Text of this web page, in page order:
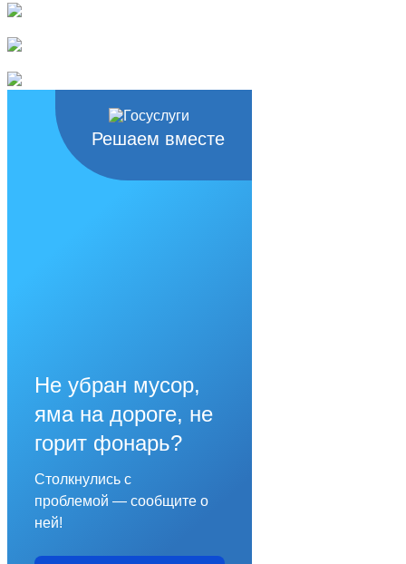
Решаем вместе
Не убран мусор,
яма на дороге, не
горит фонарь?
Столкнулись с
проблемой — сообщите о
ней!